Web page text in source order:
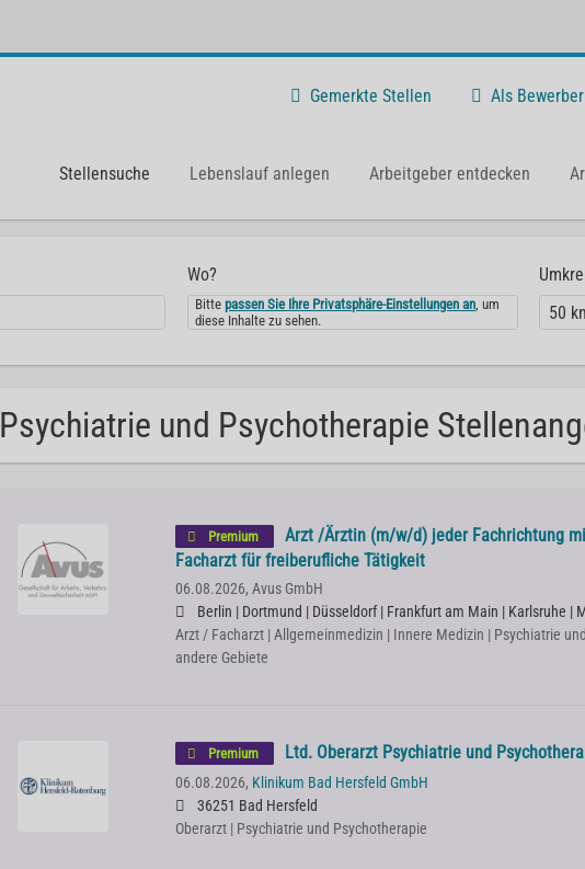
Gemerkte Stellen Als
Stellensuche Lebenslauf anlegen Arbeitgeber entdecken
Wo?
Bittepassen Sie Ihre Privatsphäre-Einstellungen an, um
diese Inhalte zu sehen.
50
Psychiatrie und Psychotherapie
Premium
Arzt /Ärztin (m/w/d) jeder Fachrichtung
Facharzt für freiberufliche Tätigkeit
06.08.2026, Avus GmbH
Berlin | Dortmund | Düsseldorf | Frankfurt am Main | Karlsruhe |
Arzt / Facharzt | Allgemeinmedizin | Innere Medizin | Psychiatrie
andere Gebiete
Premium Ltd. Oberarzt Psychiatrie und
06.08.2026, Klinikum Bad Hersfeld GmbH
36251 Bad Hersfeld
Oberarzt | Psychiatrie und Psychotherapie